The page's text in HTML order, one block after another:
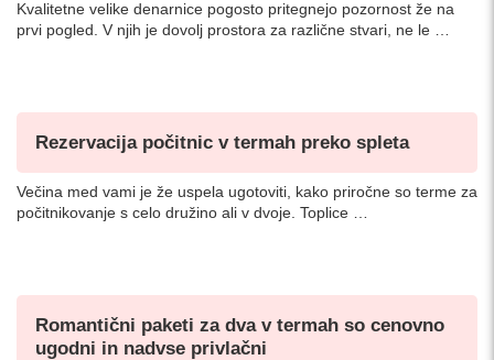
Kvalitetne velike denarnice pogosto pritegnejo pozornost že na
prvi pogled. V njih je dovolj prostora za različne stvari, ne le …
Rezervacija počitnic v termah preko spleta
Večina med vami je že uspela ugotoviti, kako priročne so terme za
počitnikovanje s celo družino ali v dvoje. Toplice …
Romantični paketi za dva v termah so cenovno
ugodni in nadvse privlačni